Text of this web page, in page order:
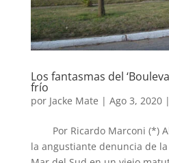
Los fantasmas del
frío
por Jacke Mate | Ago 3, 2020|
Por Ricardo Marconi (*)
la angustiante denuncia de